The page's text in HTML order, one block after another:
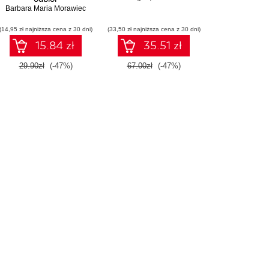
Barbara Maria Morawiec
(14,95 zł najniższa cena z 30 dni)
15.84 zł
29.90zł (-47%)
(33,50 zł najniższa cena z 30 dni)
35.51 zł
67.00zł (-47%)